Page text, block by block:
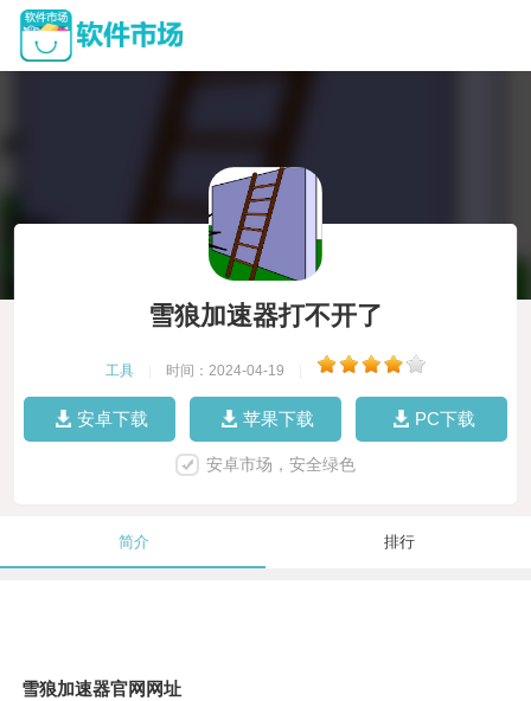
雪狼加速器打不开了
工具 时间：2024-04-19
安卓下载 苹果下载 PC下载
安卓市场，安全绿色
简介 排行
雪狼加速器官网网址